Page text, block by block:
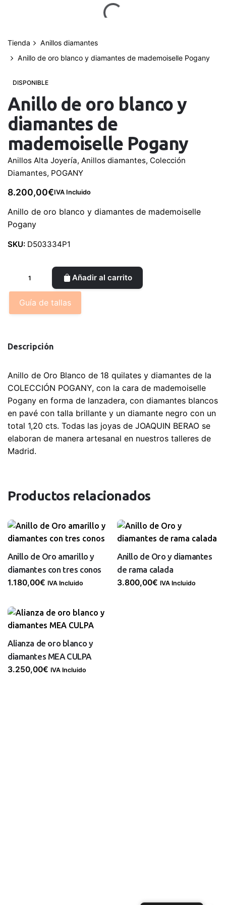
Tienda
Anillos diamantes
Anillo de oro blanco y diamantes de mademoiselle Pogany
DISPONIBLE
Anillo de oro blanco y
diamantes de
mademoiselle Pogany
Anillos Alta Joyería, Anillos diamantes, Colección
Diamantes, POGANY
8.200,00€IVA Incluido
Anillo de oro blanco y diamantes de mademoiselle
Pogany
SKU: D503334P1
de
Pogany
cantidad
Añadir al carrito
Guía de tallas
Descripción
Anillo de Oro Blanco de 18 quilates y diamantes de la
COLECCIÓN POGANY, con la cara de mademoiselle
Pogany en forma de lanzadera, con diamantes blancos
en pavé con talla brillante y un diamante negro con un
total 1,20 cts. Todas las joyas de JOAQUIN BERAO se
elaboran de manera artesanal en nuestros talleres de
Madrid.
Productos relacionados
Anillo de Oro amarillo y
diamantes con tres conos
1.180,00€ IVA Incluido
Anillo de Oro y diamantes
de rama calada
3.800,00€ IVA Incluido
Alianza de oro blanco y
diamantes MEA CULPA
3.250,00€ IVA Incluido